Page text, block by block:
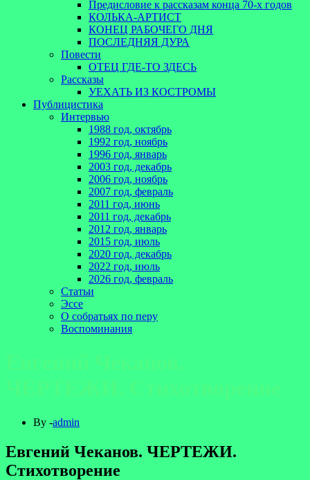
Предисловие к рассказам конца 70-х годов
КОЛЬКА-АРТИСТ
КОНЕЦ РАБОЧЕГО ДНЯ
ПОСЛЕДНЯЯ ДУРА
Повести
ОТЕЦ ГДЕ-ТО ЗДЕСЬ
Рассказы
УЕХАТЬ ИЗ КОСТРОМЫ
Публицистика
Интервью
1988 год, октябрь
1992 год, ноябрь
1996 год, январь
2003 год, декабрь
2006 год, ноябрь
2007 год, февраль
2011 год, июнь
2011 год, декабрь
2012 год, январь
2015 год, июль
2020 год, декабрь
2022 год, июль
2026 год, февраль
Статьи
Эссе
О собратьях по перу
Воспоминания
By -admin
Евгений Чеканов. ЧЕРТЕЖИ.
Стихотворение